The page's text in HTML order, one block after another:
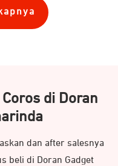
di Doran
dan after salesnya
beli di Doran Gadget